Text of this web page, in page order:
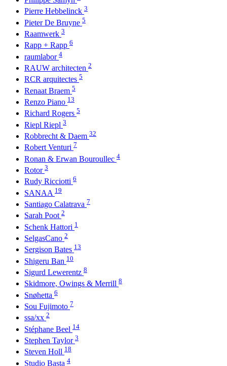
Pierre Hebbelinck 3
Pieter De Bruyne 5
Raamwerk 3
Rapp + Rapp 6
raumlabor 4
RAUW architecten 2
RCR arquitectes 5
Renaat Braem 5
Renzo Piano 13
Richard Rogers 5
Riepl Riepl 3
Robbrecht & Daem 32
Robert Venturi 7
Ronan & Erwan Bouroullec 4
Rotor 3
Rudy Ricciotti 6
SANAA 19
Santiago Calatrava 7
Sarah Poot 2
Schenk Hattori 1
SelgasCano 2
Sergison Bates 13
Shigeru Ban 10
Sigurd Lewerentz 8
Skidmore, Owings & Merrill 8
Snøhetta 6
Sou Fujimoto 7
ssa/xx 2
Stéphane Beel 14
Stephen Taylor 3
Steven Holl 18
Studio Basta 4